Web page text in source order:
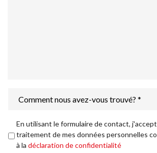
nous
vous
trouvé?
*
Déclaration
de
confidentialité
En utilisant le formulaire de contact,
traitement de mes données personnelles
à la déclaration de confidentialité